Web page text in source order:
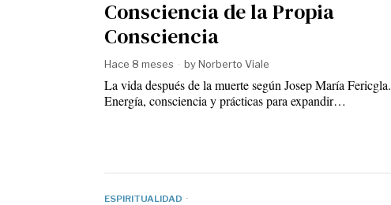
Consciencia de la Propia
Consciencia
Hace 8 meses byNorberto Viale
La vida después de la muerte según Josep María Fericgla.
Energía, consciencia y prácticas para expandir…
ESPIRITUALIDAD ·